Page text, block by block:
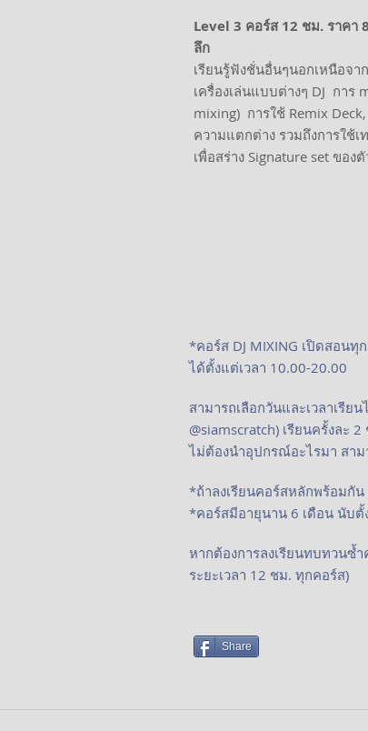
Level 3 คอร์ส 12 ชม. ราคา
ลึก
เรียนรู้ฟังชั่นอื่นๆนอกเหนือจา
เครื่องเล่นแบบต่างๆ DJ การ
mixing) การใช้ Remix
ความแตกต่าง รวมถึงการใช้
เพื่อสร่าง Signature set ของ
*คอร์ส DJ MIXING เปิดสอน
ได้ตั้งแต่เวลา 10.00-20.00
สามารถเลือกวันและเวลาเรีย
@siamscratch) เรียนครั้งละ
ไม่ต้องนำอุปกรณ์อะไรมา สาม
*ถ้าลงเรียนคอร์สหลักพร้อมกั
*คอร์สมีอายุนาน 6 เดือน นับตั้
หากต้องการลงเรียนทบทวนซ้
ระยะเวลา 12 ชม. ทุกคอร์ส)
Share